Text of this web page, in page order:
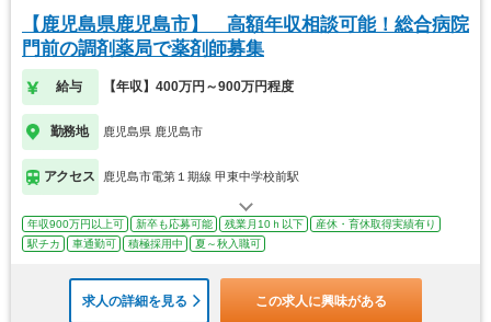
【鹿児島県鹿児島市】 高額年収相談可能！総合病院
門前の調剤薬局で薬剤師募集
給与 【年収】400万円～900万円程度
勤務地 鹿児島県 鹿児島市
アクセス 鹿児島市電第１期線 甲東中学校前駅
年収900万円以上可 新卒も応募可能 残業月10ｈ以下
産休・育休取得実績有り
駅チカ
車通勤可 積極採用中 夏～秋入職可
求人の詳細を見る この求人に興味がある